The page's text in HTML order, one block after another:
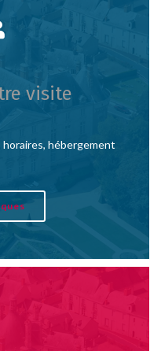
visite
hébergement